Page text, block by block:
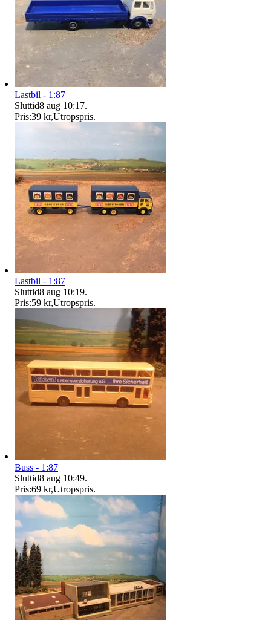
Lastbil - 1:87
Sluttid8 aug 10:17.
Pris:39 kr,Utropspris.
Lastbil - 1:87
Sluttid8 aug 10:19.
Pris:59 kr,Utropspris.
Buss - 1:87
Sluttid8 aug 10:49.
Pris:69 kr,Utropspris.